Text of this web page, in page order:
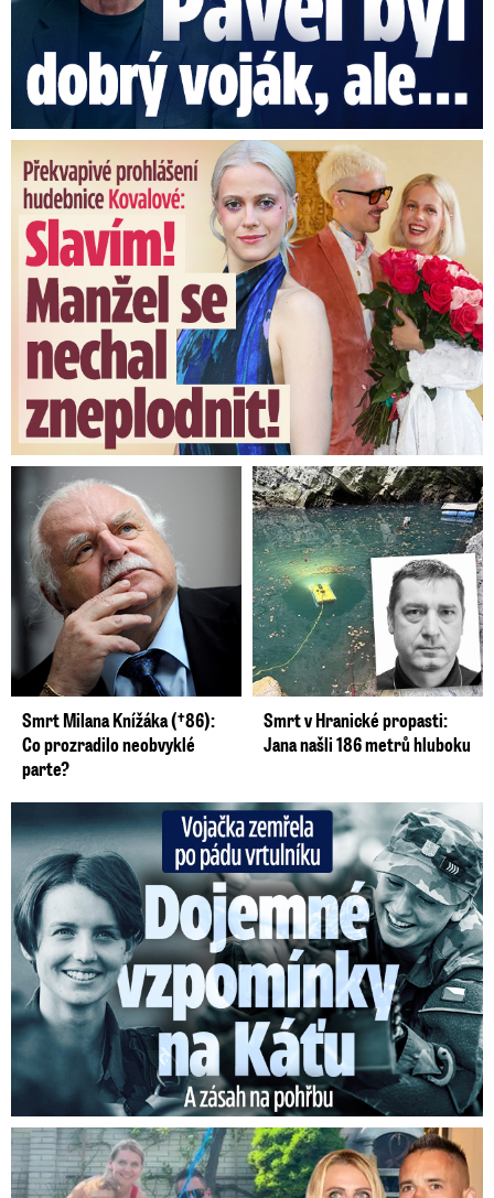
Překvapivé prohlášení hudebnice Kovalové: Slavím! Manžel se ...
Smrt Milana Knížáka (†86):
Co prozradilo neobvyklé
parte?
Smrt v Hranické propasti:
Jana našli 186 metrů hluboku
Vojačka zemřela po pádu vrtulníku: Dojemné vzpomínky na ...
Plekanec a Šafářová o výchově dětí: Překvapivé přiznání